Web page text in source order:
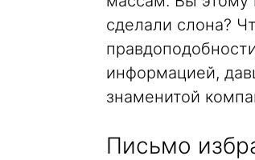
сделали слона?
информацией,
знаменитой
Письмо